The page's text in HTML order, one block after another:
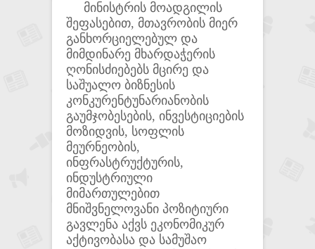
მინისტრის მოადგილის
შეფასებით, მთავრობის მიერ
განხორციელებულ და
მიმდინარე მხარდაჭერის
ღონისძიებებს მცირე და
საშუალო ბიზნესის
კონკურენტუნარიანობის
გაუმჯობესების, ინვესტიციების
მოზიდვის, სოფლის
მეურნეობის,
ინფრასტრუქტურის,
ინდუსტრიული
მიმართულებით
მნიშვნელოვანი პოზიტიური
გავლენა აქვს ეკონომიკურ
აქტივობასა და სამუშაო